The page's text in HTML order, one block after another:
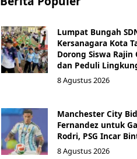
Lumpat Bungah
Kersanagara Kota
Dorong Siswa Rajin
dan Peduli
8 Agustus 2026
Manchester City
Fernandez untuk
Rodri, PSG Incar
8 Agustus 2026